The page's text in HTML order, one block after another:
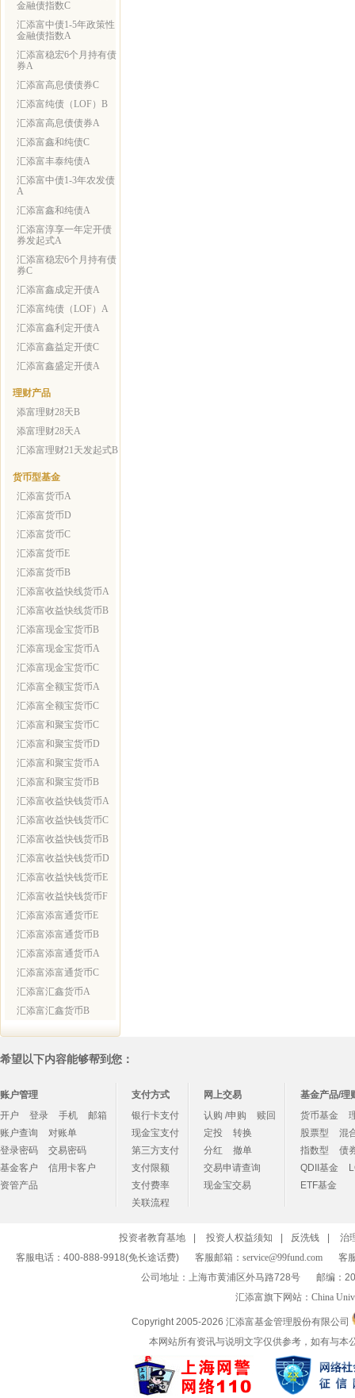
金融债指数C
汇添富中债1-5年政策性
金融债指数A
汇添富稳宏6个月持有债
券A
汇添富高息债债券C
汇添富纯债（LOF）B
汇添富高息债债券A
汇添富鑫和纯债C
汇添富丰泰纯债A
汇添富中债1-3年农发债
A
汇添富鑫和纯债A
汇添富淳享一年定开债
券发起式A
汇添富稳宏6个月持有债
券C
汇添富鑫成定开债A
汇添富纯债（LOF）A
汇添富鑫利定开债A
汇添富鑫益定开债C
汇添富鑫盛定开债A
理财产品
添富理财28天B
添富理财28天A
汇添富理财21天发起式B
货币型基金
汇添富货币A
汇添富货币D
汇添富货币C
汇添富货币E
汇添富货币B
汇添富收益快线货币A
汇添富收益快线货币B
汇添富现金宝货币B
汇添富现金宝货币A
汇添富现金宝货币C
汇添富全额宝货币A
汇添富全额宝货币C
汇添富和聚宝货币C
汇添富和聚宝货币D
汇添富和聚宝货币A
汇添富和聚宝货币B
汇添富收益快钱货币A
汇添富收益快钱货币C
汇添富收益快钱货币B
汇添富收益快钱货币D
汇添富收益快钱货币E
汇添富收益快钱货币F
汇添富添富通货币E
汇添富添富通货币B
汇添富添富通货币A
汇添富添富通货币C
汇添富汇鑫货币A
汇添富汇鑫货币B
希望以下内容能够帮到您：
账户管理
开户
登录 手机
邮箱
账户查询
对账单
登录密码
交易密码
基金客户
信用卡客户
资管产品
支付方式
银行卡支付
现金宝支付
第三方支付
支付限额
支付费率
关联流程
网上交易
认购 /申购
赎回
定投
转换
分红
撤单
交易申请查询
现金宝交易
基金产品/理
货币基金
股票型
混
指数型
债
QDII基金
ETF基金
投资者教育基地 投资人权益须知 反洗钱
治
客服电话：400-888-9918(免长途话费)
客服邮箱： service@99fund.com
客
公司地址：上海市黄浦区外马路728号
邮编：
汇添富旗下网站： China
Copyright 2005-2026 汇添富基金管理股份有限公司
本网站所有资讯与说明文字仅供参考，如有与本